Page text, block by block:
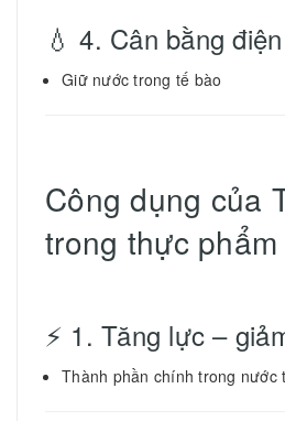
💧 4. Cân bằng
Giữ nước trong tế bào
Công dụng của
trong thực phẩm
⚡ 1. Tăng lực –
Thành phần chính trong nước